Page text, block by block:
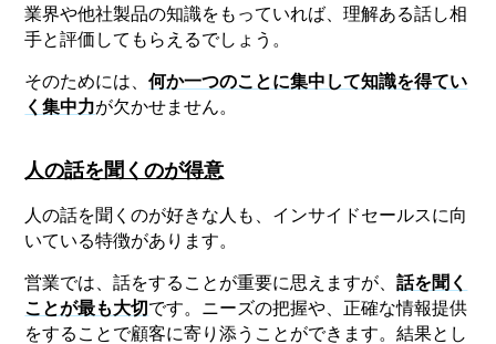
業界や他社製品の知識をもっていれば、理解ある話し相
手と評価してもらえるでしょう。
そのためには、何か一つのことに集中して知識を得てい
く集中力が欠かせません。
人の話を聞くのが得意
人の話を聞くのが好きな人も、インサイドセールスに向
いている特徴があります。
営業では、話をすることが重要に思えますが、話を聞く
ことが最も大切です。ニーズの把握や、正確な情報提供
をすることで顧客に寄り添うことができます。結果とし